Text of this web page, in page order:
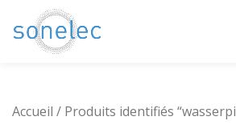
Aller
Accueil / Produits identifiés